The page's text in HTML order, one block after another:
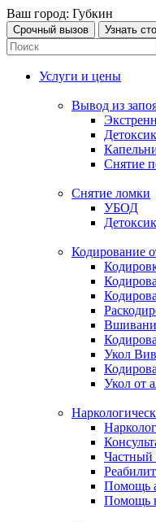
Ваш город: Губкин
Срочный вызов Узнать
Услуги и цены
Вывод из
Снятие
Снятие ломки
УБОД
Кодирование
Укол
Укол от
Частный
Помощь
Помощь